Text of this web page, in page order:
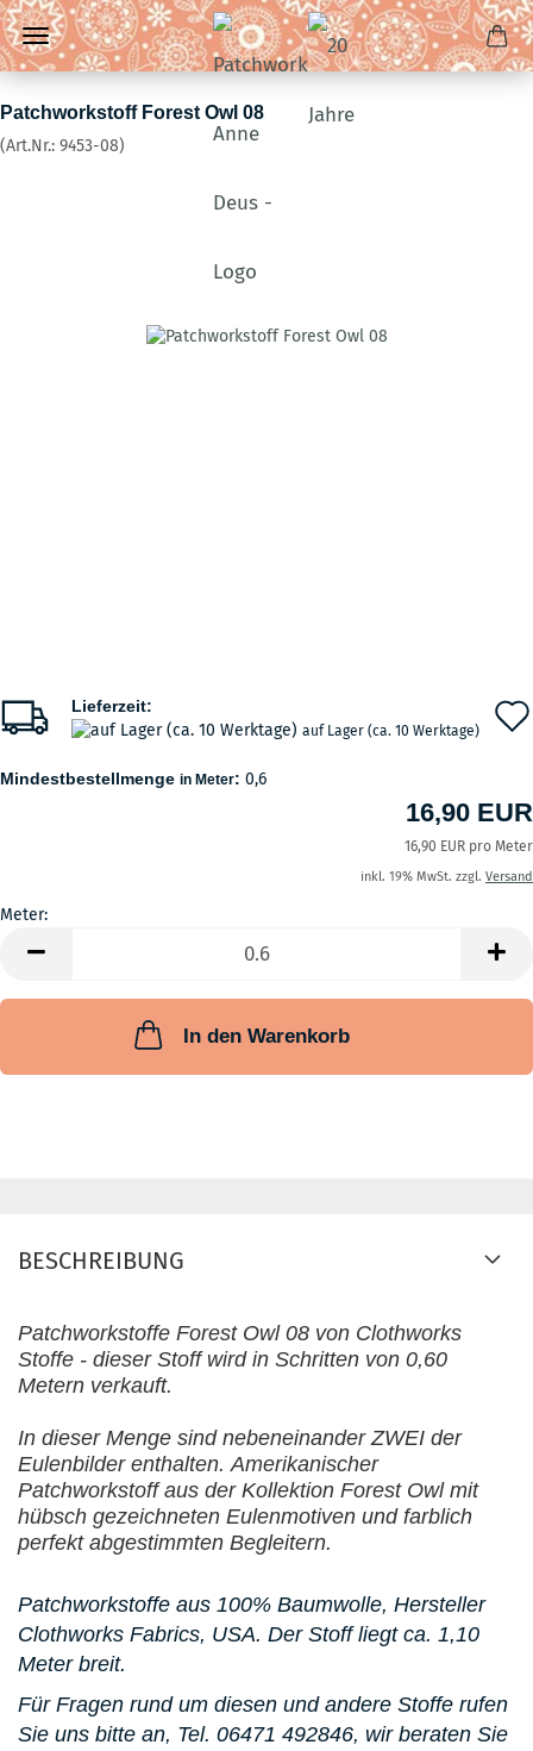
Patchworkstoff Forest Owl 08
(Art.Nr.: 9453-08)
Lieferzeit:
auf Lager (ca. 10 Werktage)
Mindestbestellmenge in Meter: 0,6
16,90 EUR
16,90 EUR pro Meter
inkl. 19% MwSt. zzgl. Versand
Meter:
In den Warenkorb
BESCHREIBUNG
Patchworkstoffe Forest Owl 08 von Clothworks
Stoffe - dieser Stoff wird in Schritten von 0,60
Metern verkauft.
In dieser Menge sind nebeneinander ZWEI der
Eulenbilder enthalten.Amerikanischer
Patchworkstoff aus der Kollektion Forest Owl mit
hübsch gezeichneten Eulenmotiven und farblich
perfekt abgestimmten Begleitern.
Patchworkstoffe aus 100% Baumwolle, Hersteller
Clothworks Fabrics, USA. Der Stoff liegt ca. 1,10
Meter breit.
Für Fragen rund um diesen und andere Stoffe rufen
Sie uns bitte an, Tel. 06471 492846, wir beraten Sie